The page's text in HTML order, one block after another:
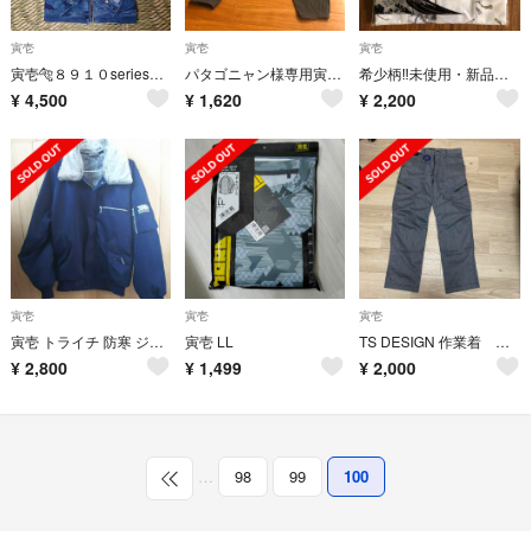
寅壱
寅壱🐅８９１０seriesデニムセットアップ古着
¥ 4,500
寅壱
パタゴニャン様専用寅壱 超超ロング82 寅壱謹製ニッカポッカ 作業着 中古
¥ 1,620
寅壱
希少柄‼️未使用・新品！寅壱 鯉口シャツ 長袖 龍×兜 LL
¥ 2,200
寅壱
寅壱 トライチ 防寒 ジャンパー
¥ 2,800
寅壱
寅壱 LL
¥ 1,499
寅壱
TS DESIGN 作業着 下 S
¥ 2,000
… 98 99 100